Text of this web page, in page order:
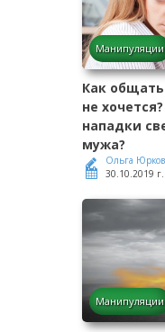
Манипуляции
Как
не
нападки
мужа?
Ольга
30.10.2019 г.
Манипуляции